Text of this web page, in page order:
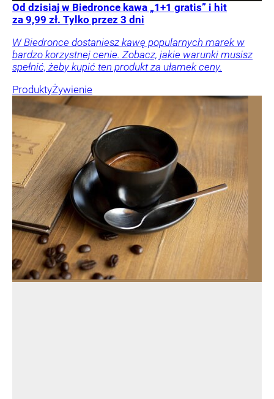
Od dzisiaj w Biedronce kawa „1+1 gratis” i hit
za 9,99 zł. Tylko przez 3 dni
W Biedronce dostaniesz kawę popularnych marek w
bardzo korzystnej cenie. Zobacz, jakie warunki musisz
spełnić, żeby kupić ten produkt za ułamek ceny.
ProduktyŻywienie